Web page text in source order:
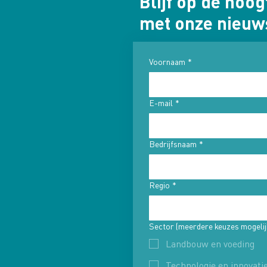
met onze
Voornaam *
E-mail *
Bedrijfsnaam *
Regio *
Sector (meerdere keuzes
Landbouw en voeding